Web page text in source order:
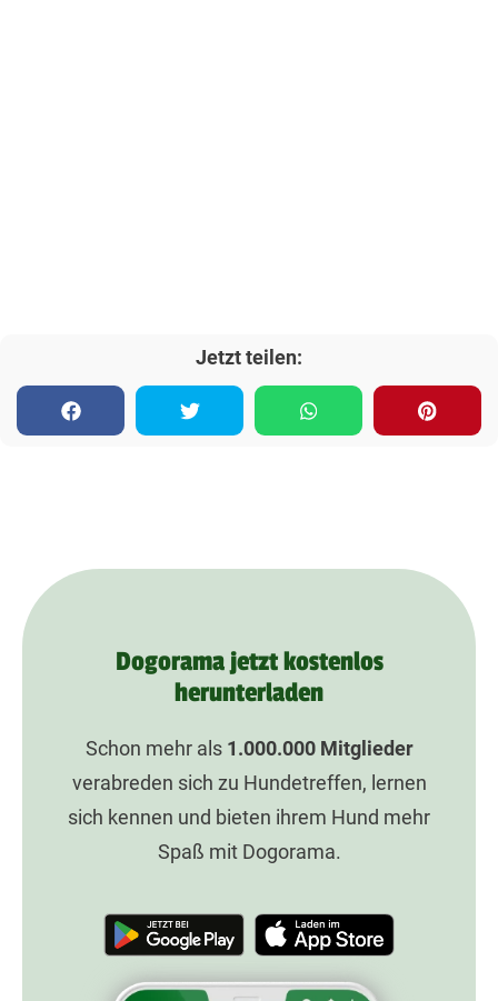
Jetzt teilen:
Dogorama jetzt kostenlos
herunterladen
Schon mehr als 1.000.000Mitglieder
verabreden sich zu Hundetreffen, lernen
sich kennen und bieten ihrem Hund mehr
Spaß mit Dogorama.